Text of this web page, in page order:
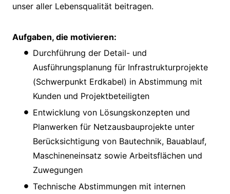
unser aller Lebensqualität beitragen.
Aufgaben, die motivieren:
Durchführung der Detail- und
Ausführungsplanung für Infrastrukturprojekte
(Schwerpunkt Erdkabel) in Abstimmung mit
Kunden und Projektbeteiligten
Entwicklung von Lösungskonzepten und
Planwerken für Netzausbauprojekte unter
Berücksichtigung von Bautechnik, Bauablauf,
Maschineneinsatz sowie Arbeitsflächen und
Zuwegungen
Technische Abstimmungen mit internen